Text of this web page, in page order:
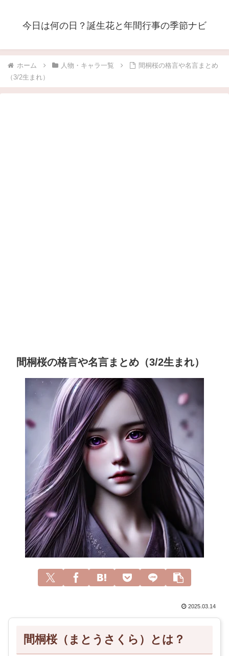
今日は何の日？誕生花と年間行事の季節ナビ
ホーム 人物・キャラ一覧
間桐桜の格言や名言まとめ
（3/2生まれ）
間桐桜の格言や名言まとめ（3/2生まれ）
2025.03.14
間桐桜（まとうさくら）とは？